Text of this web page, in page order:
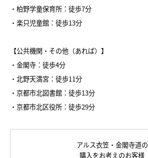
・柏野学童保育所：徒歩7分
・楽只児童館：徒歩13分
【公共機関・その他（あれば）】
・金閣寺：徒歩4分
・北野天満宮：徒歩11分
・京都市北図書館：徒歩13分
・京都市北区役所：徒歩29分
アルス衣笠・金閣寺道の
購入をお考えのお客様